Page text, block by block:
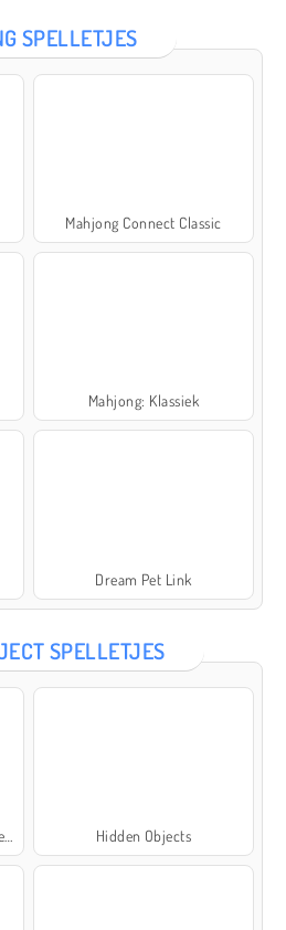
SPELLETJES
Mahjong Connect Classic
Mahjong: Klassiek
Dream Pet Link
SPELLETJES
Hidden Objects